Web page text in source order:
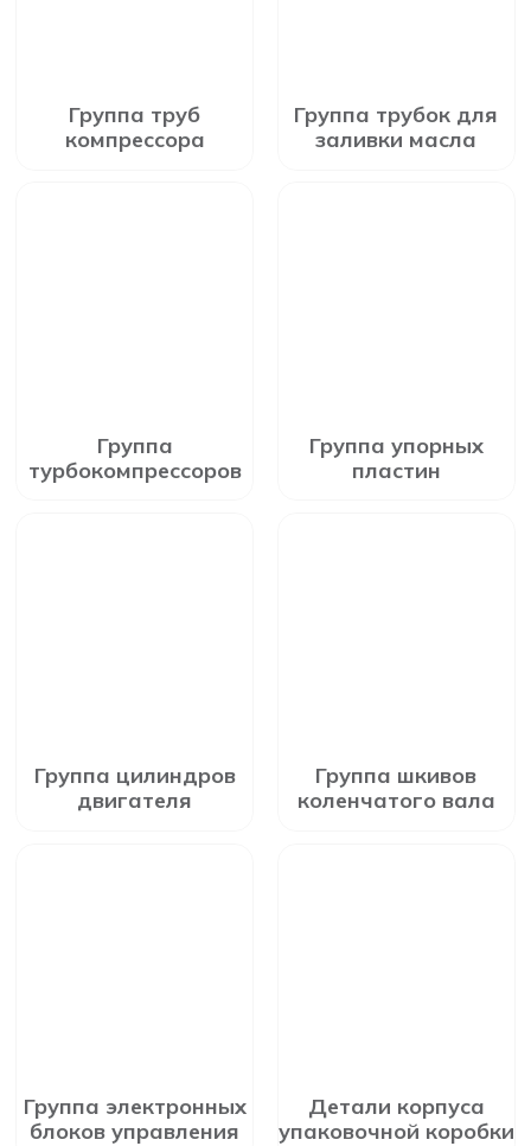
Группа труб
компрессора
Группа трубок для
заливки масла
Группа
турбокомпрессоров
Группа упорных
пластин
Группа цилиндров
двигателя
Группа шкивов
коленчатого вала
Группа электронных
блоков управления
Детали корпуса
упаковочной коробки